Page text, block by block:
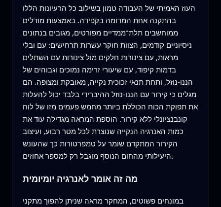
העוז האמיתי של העבודה טמון בשילוב כל הרעיונות הללו
בהתקנה אחת המדומה בקפידה. באמצעות מודלים
ממוחשבים תלת־ממדיים מפורטים, מגובים בנתונים
ניסיוניים קודמים, הצוות חוקר עשרות תרחישים: עם ובלי
מראות, עם צינורות חלקים מול צינורות עם השתלים
בדמות קיפוד, עם שיעורי זרימה נמוכים וגבוהים של
הננו-נוזל, ותחת תנאי זכוכית נקייה, מאובקת ומצופה. הם
מגלים כי קירור עם הננו-נוזל ההיברידי בלבד יכול להעלות
את תפוקת הכוח הכוללת ביותר מחמש פעמים מזו של לוח
קונבנציונלי ללא קירור. הוספת המראה מגדילה עוד את
כמות האנרגיה הנקייה שנוצרת לכל מטר רבוע, ועיצוב
הקירור המתקדם שומר על טמפרטורות כך שהעונש
היעילותי מהחום הנוסף מוגבל רק למספר אחוזים.
מה זה אומר לאנרגיה יומיומית
במונחים פשוטים, המחקר מראה שניתן להפוך מתקני